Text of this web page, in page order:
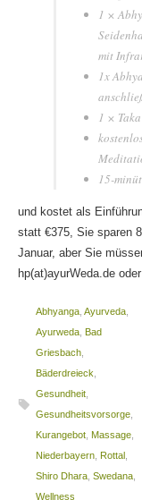
1 ×
mit
1x
1 ×
15-
und kostet als
statt €375, Sie sparen
Januar, aber Sie
hp(at)ayurWeda.de
Abhyanga, Ayurveda,
Ayurweda, Bad
Griesbach,
Bäderdreieck
Gesundheit,
Gesundheitsvorsorge,
Kurangebot, Massage,
Niederbayern, Rottal,
Shiro Dhara, Swedana,
Wellness